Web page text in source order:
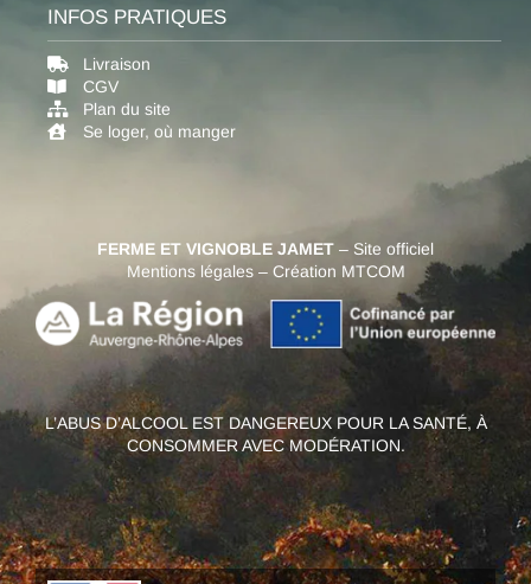
INFOS PRATIQUES
Livraison
CGV
Plan du site
Se loger, où manger
FERME ET VIGNOBLE JAMET – Site officiel
Mentions légales– Création MTCOM
L’ABUS D’ALCOOL EST DANGEREUX POUR LA SANTÉ, À
CONSOMMER AVEC MODÉRATION.